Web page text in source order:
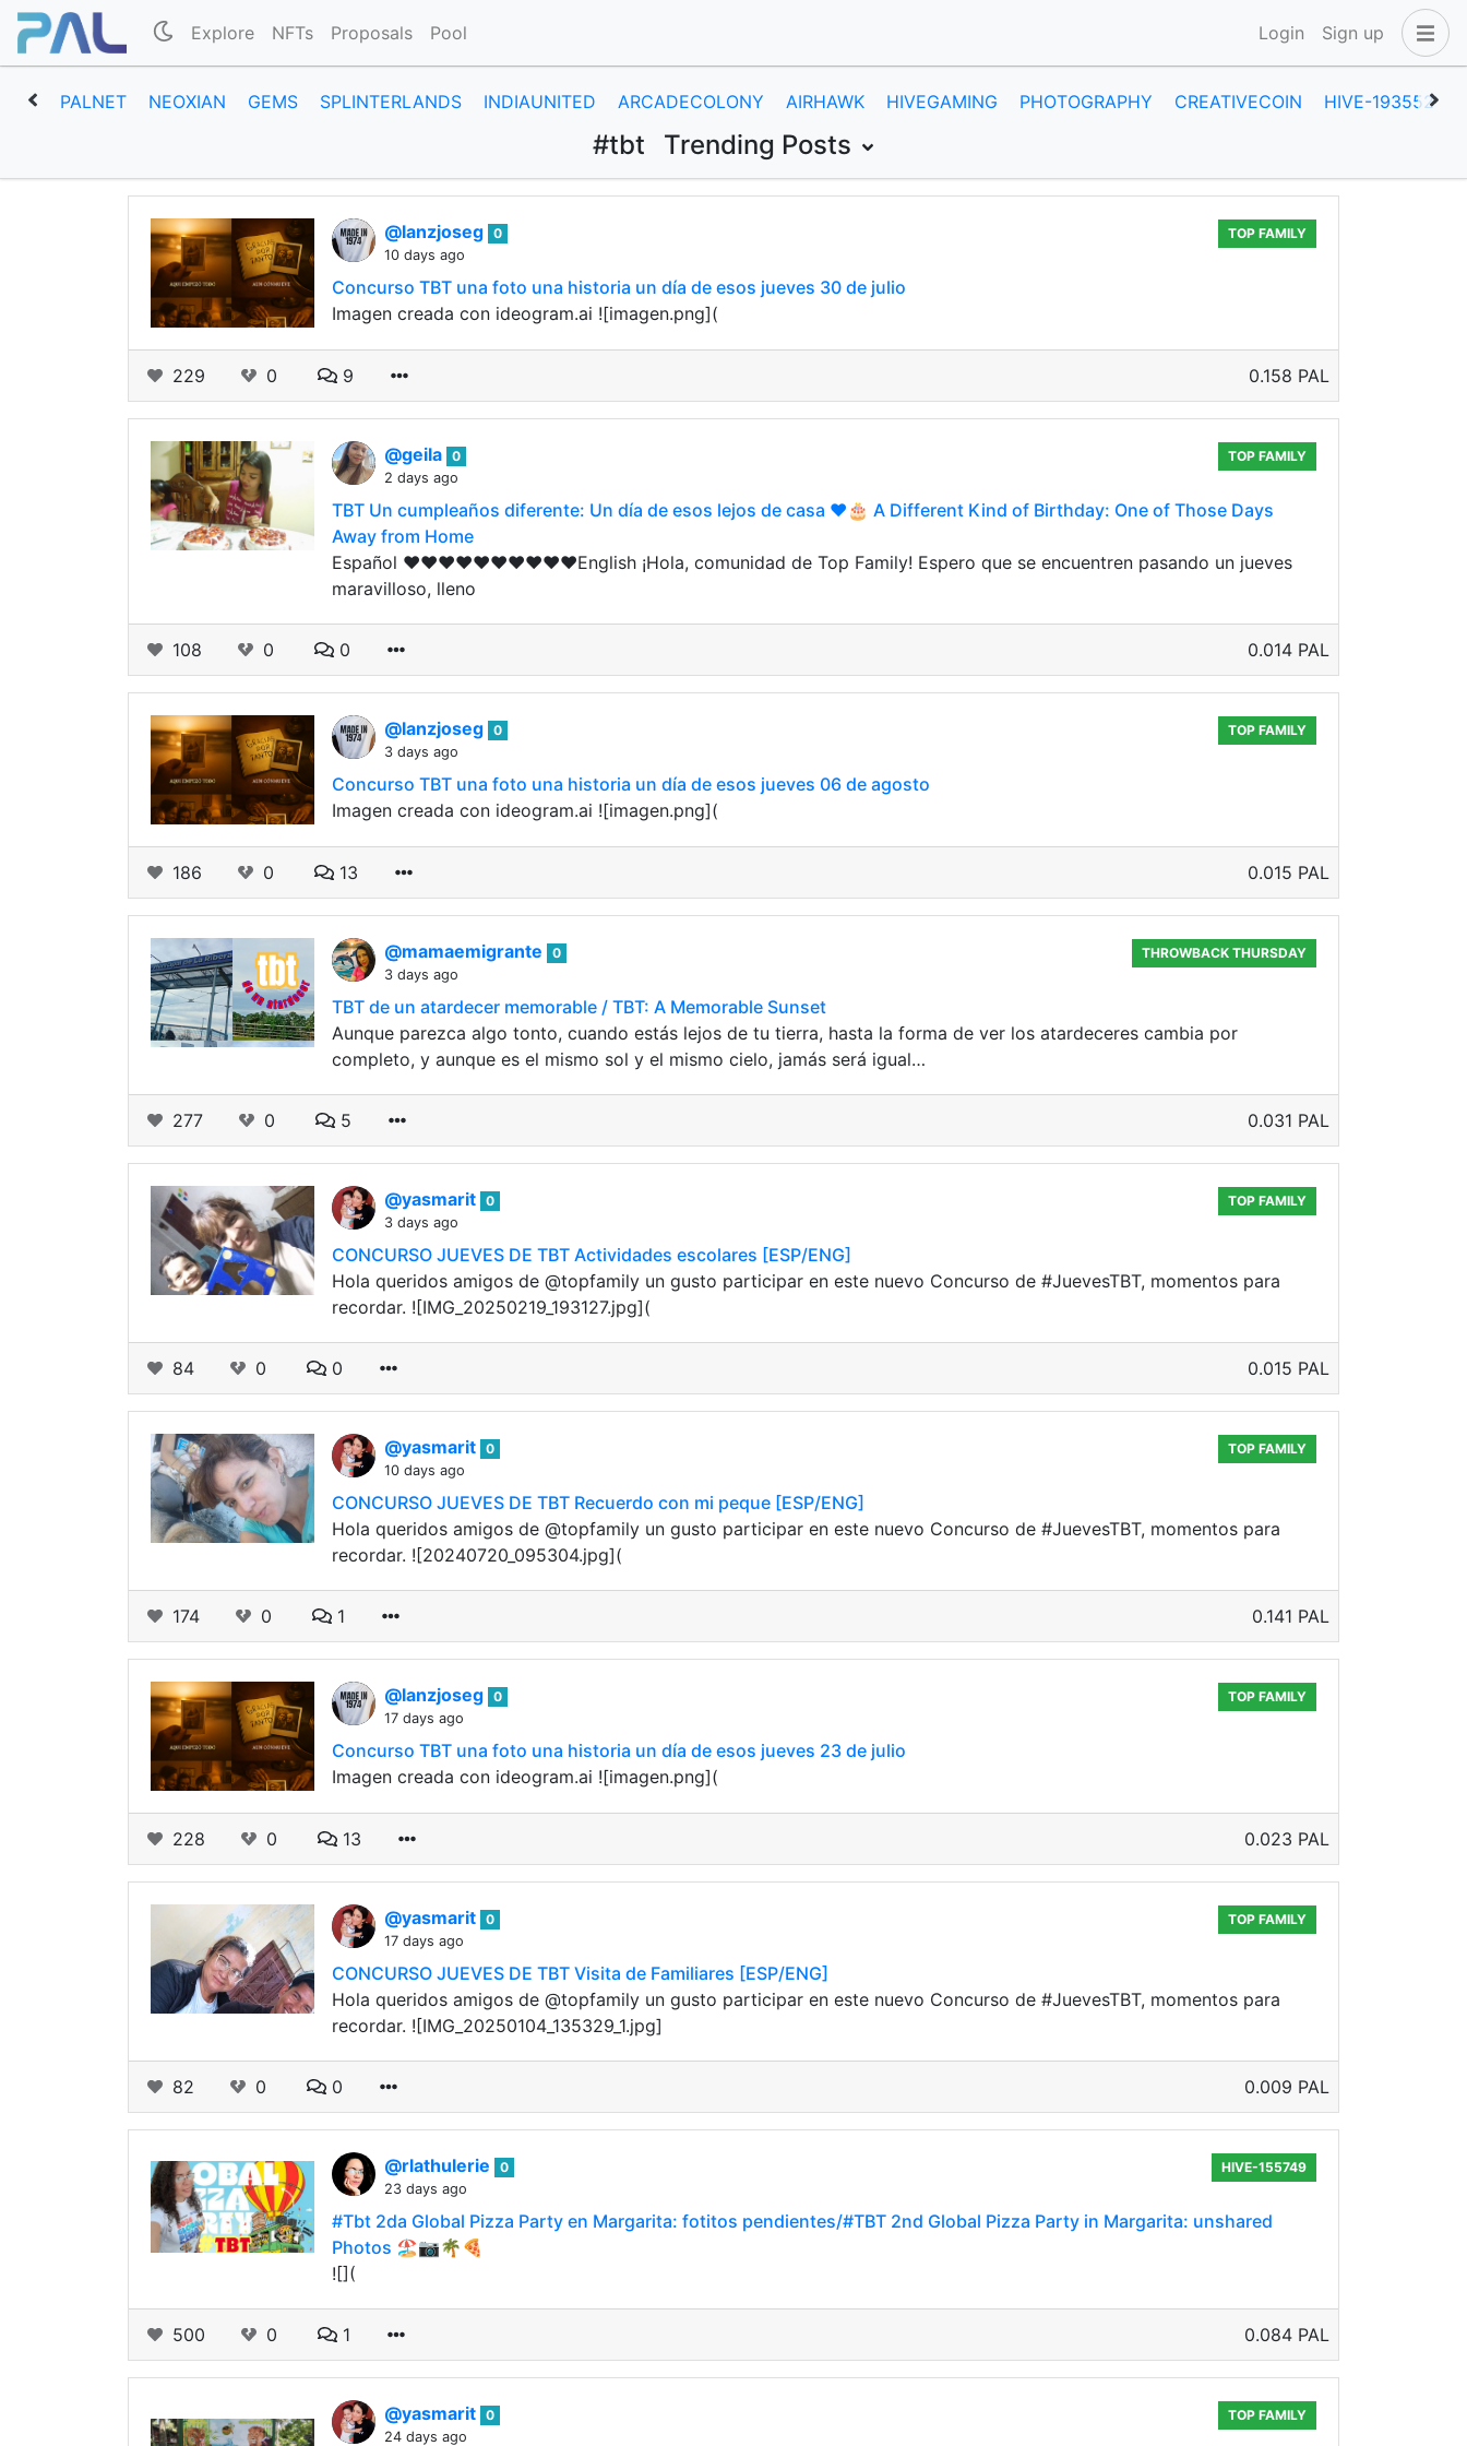
Explore NFTs Proposals Pool Login Sign up
PALNET NEOXIAN GEMS SPLINTERLANDS INDIAUNITED ARCADECOLONY AIRHAWK HIVEGAMING PHOTOGRAPHY CREATIVECOIN HIVE-193552
#tbt Trending Posts
@lanzjoseg 0
10 days ago
TOP FAMILY
Concurso TBT una foto una historia un día de esos jueves 30 de julio
Imagen creada con ideogram.ai ![imagen.png](
229 0 9 0.158 PAL
@geila 0
2 days ago
TOP FAMILY
TBT Un cumpleaños diferente: Un día de esos lejos de casa ❤️🎂 A Different Kind of Birthday: One of Those Days
Away from Home
Español ❤️❤️❤️❤️❤️❤️❤️❤️❤️❤️English ¡Hola, comunidad de Top Family! Espero que se encuentren pasando un jueves
maravilloso, lleno
108 0 0 0.014 PAL
@lanzjoseg 0
3 days ago
TOP FAMILY
Concurso TBT una foto una historia un día de esos jueves 06 de agosto
Imagen creada con ideogram.ai ![imagen.png](
186 0 13 0.015 PAL
@mamaemigrante
0
3 days ago
THROWBACK THURSDAY
TBT de un atardecer memorable / TBT: A Memorable Sunset
Aunque parezca algo tonto, cuando estás lejos de tu tierra, hasta la forma de ver los atardeceres cambia por
completo, y aunque es el mismo sol y el mismo cielo, jamás será igual…
277 0 5 0.031 PAL
@yasmarit 0
3 days ago
TOP FAMILY
CONCURSO JUEVES DE TBT Actividades escolares [ESP/ENG]
Hola queridos amigos de @topfamily un gusto participar en este nuevo Concurso de #JuevesTBT, momentos para
recordar. ![IMG_20250219_193127.jpg](
84 0 0 0.015 PAL
@yasmarit 0
10 days ago
TOP FAMILY
CONCURSO JUEVES DE TBT Recuerdo con mi peque [ESP/ENG]
Hola queridos amigos de @topfamily un gusto participar en este nuevo Concurso de #JuevesTBT, momentos para
recordar. ![20240720_095304.jpg](
174 0 1 0.141 PAL
@lanzjoseg 0
17 days ago
TOP FAMILY
Concurso TBT una foto una historia un día de esos jueves 23 de julio
Imagen creada con ideogram.ai ![imagen.png](
228 0 13 0.023 PAL
@yasmarit 0
17 days ago
TOP FAMILY
CONCURSO JUEVES DE TBT Visita de Familiares [ESP/ENG]
Hola queridos amigos de @topfamily un gusto participar en este nuevo Concurso de #JuevesTBT, momentos para
recordar. ![IMG_20250104_135329_1.jpg]
82 0 0 0.009 PAL
@rlathulerie
0
23 days ago
HIVE-155749
#Tbt 2da Global Pizza Party en Margarita: fotitos pendientes/#TBT 2nd Global Pizza Party in Margarita: unshared
Photos 🏖📷🌴🍕
![](
500 0 1 0.084 PAL
@yasmarit 0
24 days ago
TOP FAMILY